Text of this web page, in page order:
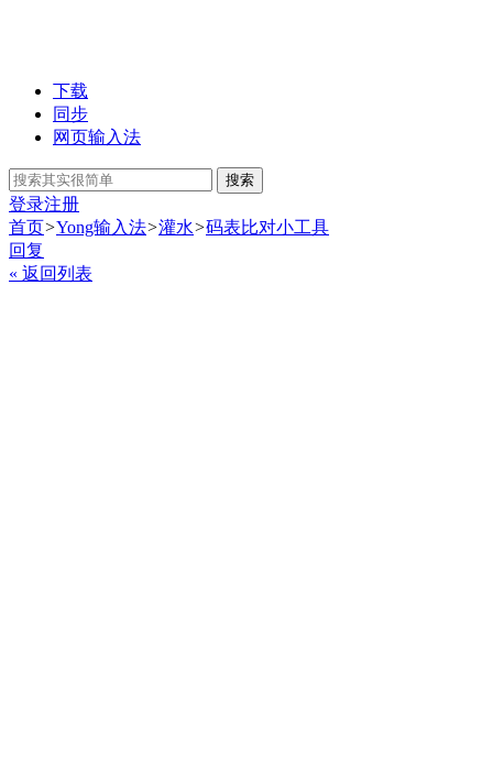
下载
同步
网页输入法
搜索
登录注册
首页>Yong输入法>灌水>码表比对小工具
回复
« 返回列表